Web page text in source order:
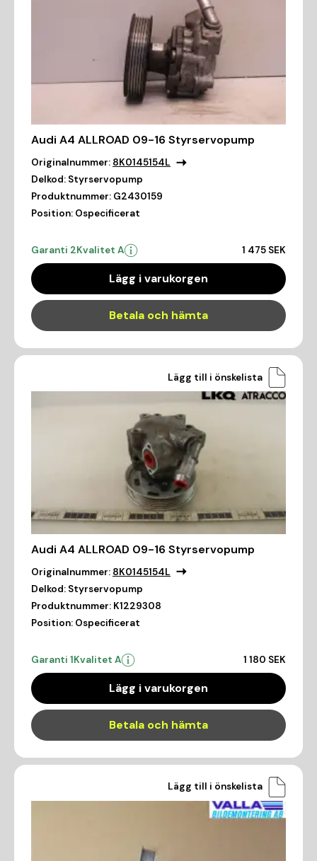
Audi A4 ALLROAD 09-16 Styrservopump
Originalnummer: 8K0145154L
Delkod: Styrservopump
Produktnummer: G2430159
Position: Ospecificerat
Garanti 2Kvalitet A 1 475 SEK
Lägg i varukorgen
Betala och hämta
Lägg till i önskelista
Audi A4 ALLROAD 09-16 Styrservopump
Originalnummer: 8K0145154L
Delkod: Styrservopump
Produktnummer: K1229308
Position: Ospecificerat
Garanti 1Kvalitet A 1 180 SEK
Lägg i varukorgen
Betala och hämta
Lägg till i önskelista